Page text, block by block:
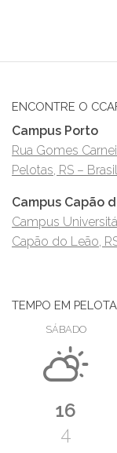
ENCONTRE O
Campus Porto
Rua Gomes
Pelotas, RS – Brasil
Campus Capão
Campus
Capão do Leão,
TEMPO EM
SÁBADO
16
4